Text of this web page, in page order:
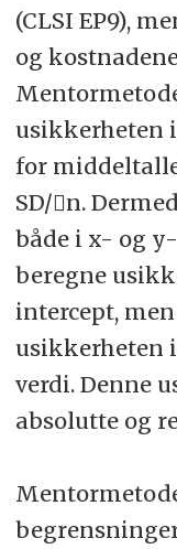
(CLSI EP9),
og
usikkerheten
for
SD/n.
både i x- og
beregne
intercept,
usikkerheten
verdi. Denne
absolutte og